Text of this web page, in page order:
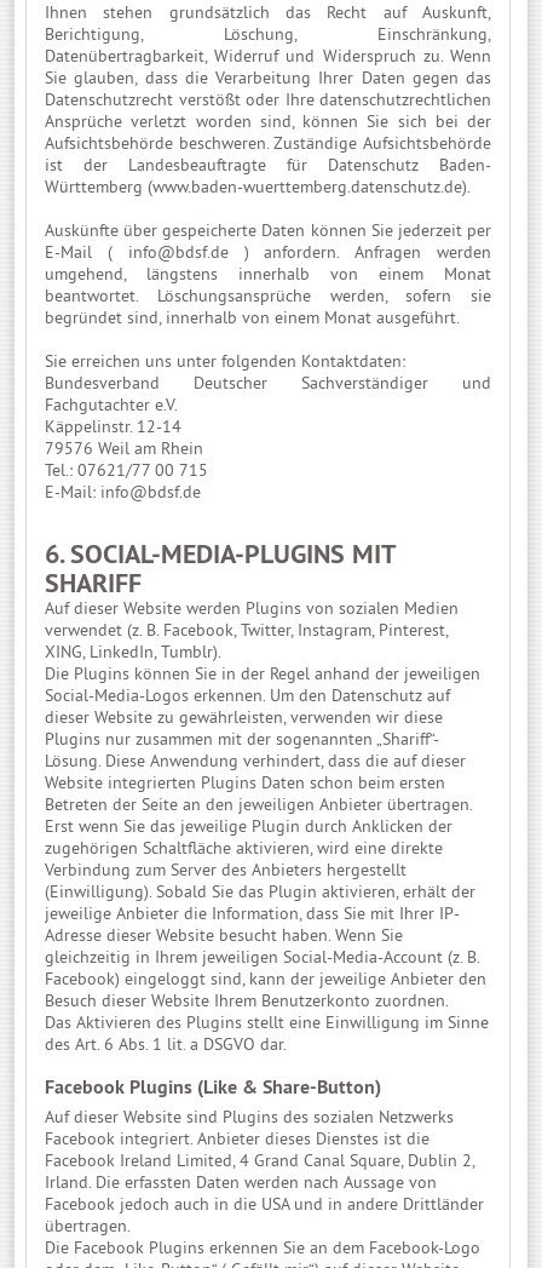
Ihnen stehen grundsätzlich das Recht auf Auskunft,
Berichtigung, Löschung, Einschränkung,
Datenübertragbarkeit, Widerruf und Widerspruch zu. Wenn
Sie glauben, dass die Verarbeitung Ihrer Daten gegen das
Datenschutzrecht verstößt oder Ihre datenschutzrechtlichen
Ansprüche verletzt worden sind, können Sie sich bei der
Aufsichtsbehörde beschweren. Zuständige Aufsichtsbehörde
ist der Landesbeauftragte für Datenschutz Baden-
Württemberg (www.baden-wuerttemberg.datenschutz.de).
Auskünfte über gespeicherte Daten können Sie jederzeit per
E-Mail ( info@bdsf.de) anfordern. Anfragen werden
umgehend, längstens innerhalb von einem Monat
beantwortet. Löschungsansprüche werden, sofern sie
begründet sind, innerhalb von einem Monat ausgeführt.
Sie erreichen uns unter folgenden Kontaktdaten:
Bundesverband Deutscher Sachverständiger und
Fachgutachter e.V.
Käppelinstr. 12-14
79576 Weil am Rhein
Tel.: 07621/77 00 715
E-Mail: info@bdsf.de
6. SOCIAL-MEDIA-PLUGINS MIT
SHARIFF
Auf dieser Website werden Plugins von sozialen Medien
verwendet (z. B. Facebook, Twitter, Instagram, Pinterest,
XING, LinkedIn, Tumblr).
Die Plugins können Sie in der Regel anhand der jeweiligen
Social-Media-Logos erkennen. Um den Datenschutz auf
dieser Website zu gewährleisten, verwenden wir diese
Plugins nur zusammen mit der sogenannten „Shariff“-
Lösung. Diese Anwendung verhindert, dass die auf dieser
Website integrierten Plugins Daten schon beim ersten
Betreten der Seite an den jeweiligen Anbieter übertragen.
Erst wenn Sie das jeweilige Plugin durch Anklicken der
zugehörigen Schaltfläche aktivieren, wird eine direkte
Verbindung zum Server des Anbieters hergestellt
(Einwilligung). Sobald Sie das Plugin aktivieren, erhält der
jeweilige Anbieter die Information, dass Sie mit Ihrer IP-
Adresse dieser Website besucht haben. Wenn Sie
gleichzeitig in Ihrem jeweiligen Social-Media-Account (z. B.
Facebook) eingeloggt sind, kann der jeweilige Anbieter den
Besuch dieser Website Ihrem Benutzerkonto zuordnen.
Das Aktivieren des Plugins stellt eine Einwilligung im Sinne
des Art. 6 Abs. 1 lit. a DSGVO dar.
Facebook Plugins (Like & Share-Button)
Auf dieser Website sind Plugins des sozialen Netzwerks
Facebook integriert. Anbieter dieses Dienstes ist die
Facebook Ireland Limited, 4 Grand Canal Square, Dublin 2,
Irland. Die erfassten Daten werden nach Aussage von
Facebook jedoch auch in die USA und in andere Drittländer
übertragen.
Die Facebook Plugins erkennen Sie an dem Facebook-Logo